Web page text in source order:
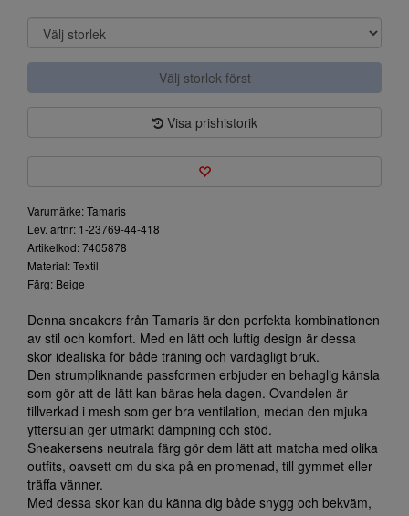
Välj storlek först
Visa prishistorik
Varumärke: Tamaris
Lev. artnr: 1-23769-44-418
Artikelkod: 7405878
Material: Textil
Färg: Beige
Denna sneakers från Tamaris är den perfekta kombinationen
av stil och komfort. Med en lätt och luftig design är dessa
skor idealiska för både träning och vardagligt bruk.
Den strumpliknande passformen erbjuder en behaglig känsla
som gör att de lätt kan bäras hela dagen. Ovandelen är
tillverkad i mesh som ger bra ventilation, medan den mjuka
yttersulan ger utmärkt dämpning och stöd.
Sneakersens neutrala färg gör dem lätt att matcha med olika
outfits, oavsett om du ska på en promenad, till gymmet eller
träffa vänner.
Med dessa skor kan du känna dig både snygg och bekväm,